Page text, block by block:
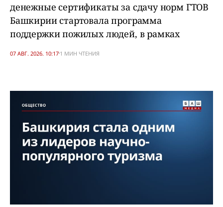
денежные сертификаты за сдачу норм ГТОВ
Башкирии стартовала программа
поддержки пожилых людей, в рамках
07 АВГ. 2026. 10:17 1 МИН ЧТЕНИЯ